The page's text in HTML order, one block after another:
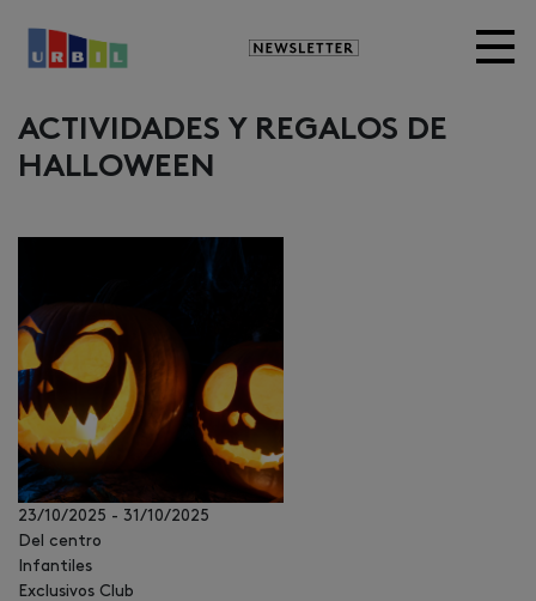
Newsletter
ACTIVIDADES Y REGALOS DE
HALLOWEEN
23/10/2025 - 31/10/2025
Del centro
Infantiles
Exclusivos Club